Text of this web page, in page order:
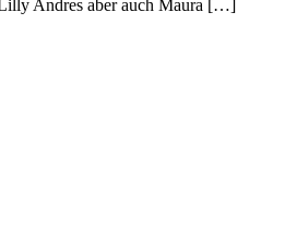
Andres aber auch Maura […]